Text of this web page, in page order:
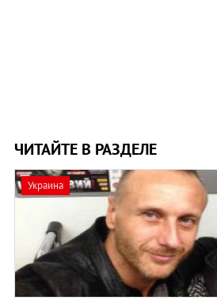
ЧИТАЙТЕ В РАЗДЕЛЕ
Украина